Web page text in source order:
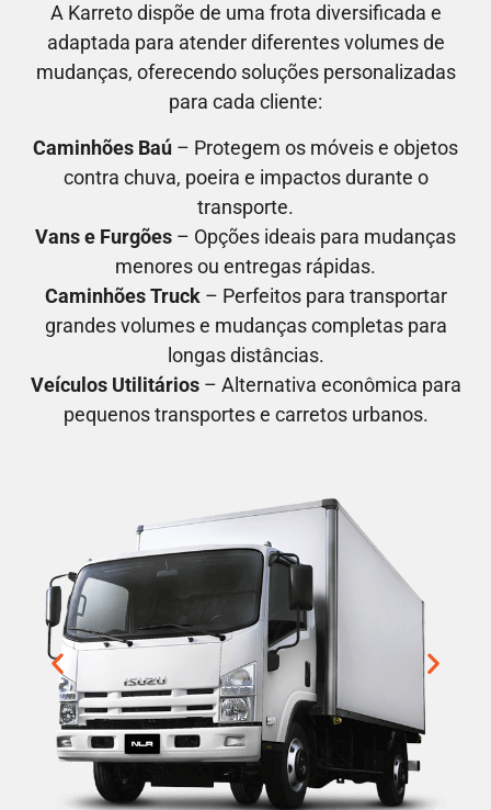
A Karreto dispõe de uma frota diversificada e
adaptada para atender diferentes volumes de
mudanças, oferecendo soluções personalizadas
para cada cliente:
Caminhões Baú – Protegem os móveis e objetos
contra chuva, poeira e impactos durante o
transporte.
Vans e Furgões – Opções ideais para mudanças
menores ou entregas rápidas.
Caminhões Truck– Perfeitos para transportar
grandes volumes e mudanças completas para
longas distâncias.
Veículos Utilitários– Alternativa econômica para
pequenos transportes e carretos urbanos.